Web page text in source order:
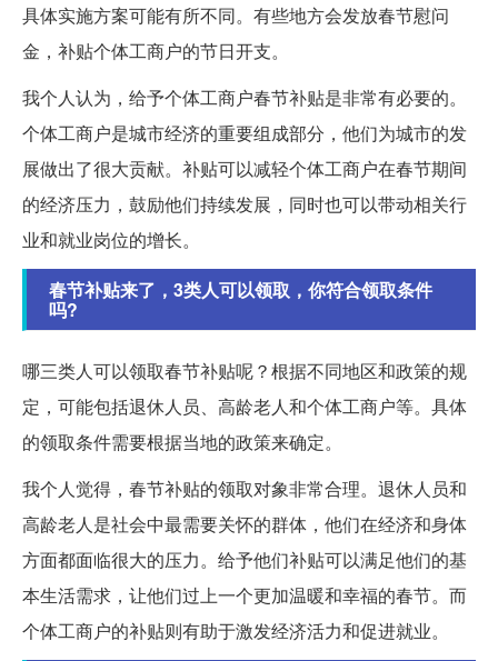
具体实施方案可能有所不同。有些地方会发放春节慰问
金，补贴个体工商户的节日开支。
我个人认为，给予个体工商户春节补贴是非常有必要的。
个体工商户是城市经济的重要组成部分，他们为城市的发
展做出了很大贡献。补贴可以减轻个体工商户在春节期间
的经济压力，鼓励他们持续发展，同时也可以带动相关行
业和就业岗位的增长。
春节补贴来了，3类人可以领取，你符合领取条件
吗?
哪三类人可以领取春节补贴呢？根据不同地区和政策的规
定，可能包括退休人员、高龄老人和个体工商户等。具体
的领取条件需要根据当地的政策来确定。
我个人觉得，春节补贴的领取对象非常合理。退休人员和
高龄老人是社会中最需要关怀的群体，他们在经济和身体
方面都面临很大的压力。给予他们补贴可以满足他们的基
本生活需求，让他们过上一个更加温暖和幸福的春节。而
个体工商户的补贴则有助于激发经济活力和促进就业。